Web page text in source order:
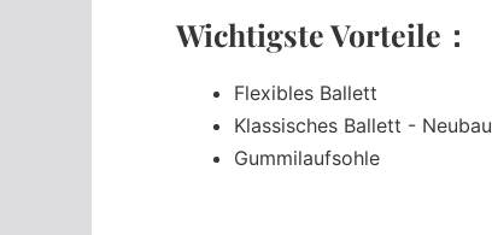
Wichtigste Vorteile：
Flexibles Ballett
Klassisches Ballett - Neubau
Gummilaufsohle